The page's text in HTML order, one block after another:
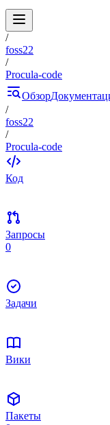
/
foss22
/
Procula-code
Обзор
/
foss22
/
Procula-code
Код
Запросы
0
Задачи
Вики
Пакеты